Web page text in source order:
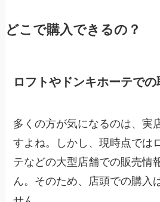
どこで購入できるの？
ロフトやドンキホーテでの
多くの方が気になるのは、実
すよね。しかし、現時点では
テなどの大型店舗での販売情
ん。そのため、店頭での購入